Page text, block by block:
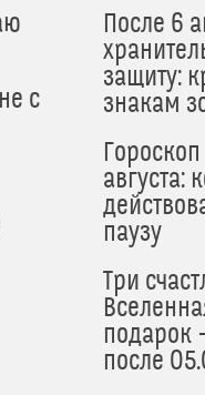
с
После 6
защиту:
знакам
августа:
паузу
Три
подарок
после